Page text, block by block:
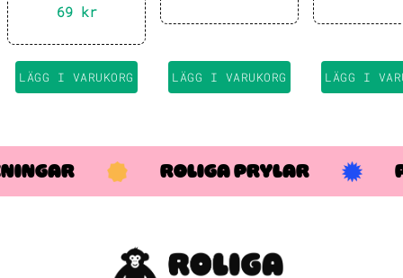
Röstförvrängare
69 kr
LÄGG I VARUKORG
ursprungliga
priset
nuvarande
priset
188 kr.
LÄGG I VARUKORG LÄGG I
ROLIGA PRYLAR